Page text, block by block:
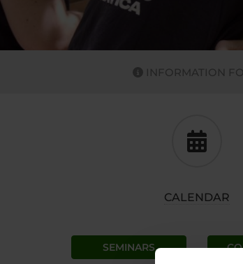
INFORMATION
CALENDAR
SEMINARS